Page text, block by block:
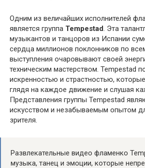
Одним из величайших исполнителей
является группа Tempestad. Эта
музыкантов и танцоров из Испании
сердца миллионов поклонников по
выступления очаровывают своей
техническим мастерством. Tempestad
искренностью и страстностью,
глядя на каждое движение и слушая
Представления группы Tempestad
искусством и незабываемым опытом
зрителя.
Развлекательные видео фламенко
музыка, танец и эмоции, которые